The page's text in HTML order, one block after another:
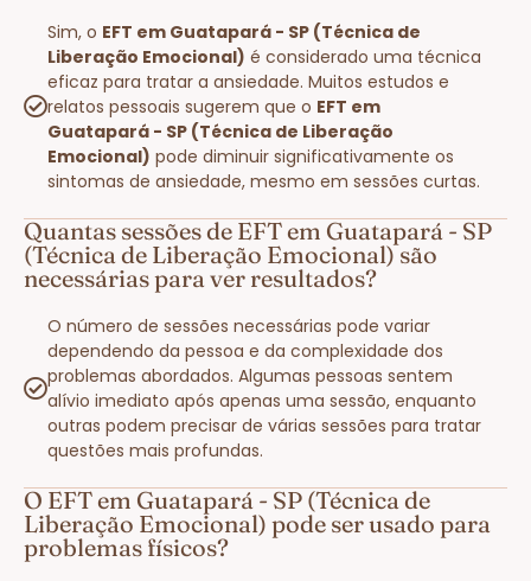
Sim, o EFT em Guatapará - SP (Técnica de
Liberação Emocional) é considerado uma técnica
eficaz para tratar a ansiedade. Muitos estudos e
relatos pessoais sugerem que o EFT em
Guatapará - SP (Técnica de Liberação
Emocional) pode diminuir significativamente os
sintomas de ansiedade, mesmo em sessões curtas.
Quantas sessões de EFT em Guatapará - SP
(Técnica de Liberação Emocional) são
necessárias para ver resultados?
O número de sessões necessárias pode variar
dependendo da pessoa e da complexidade dos
problemas abordados. Algumas pessoas sentem
alívio imediato após apenas uma sessão, enquanto
outras podem precisar de várias sessões para tratar
questões mais profundas.
O EFT em Guatapará - SP (Técnica de
Liberação Emocional) pode ser usado para
problemas físicos?